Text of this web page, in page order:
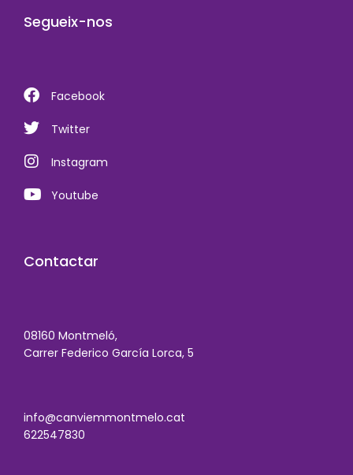
Segueix-nos
Facebook
Twitter
Instagram
Youtube
Contactar
08160 Montmeló,
Carrer Federico García Lorca, 5
info@canviemmontmelo.cat
622547830